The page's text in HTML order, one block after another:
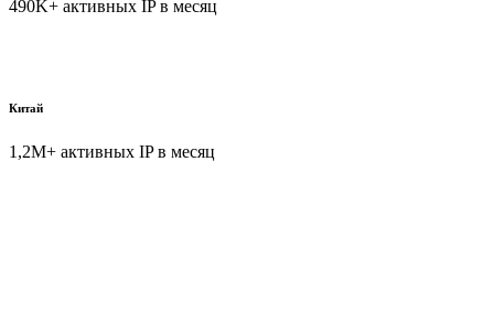
490K+ активных IP в месяц
Китай
1,2M+ активных IP в месяц